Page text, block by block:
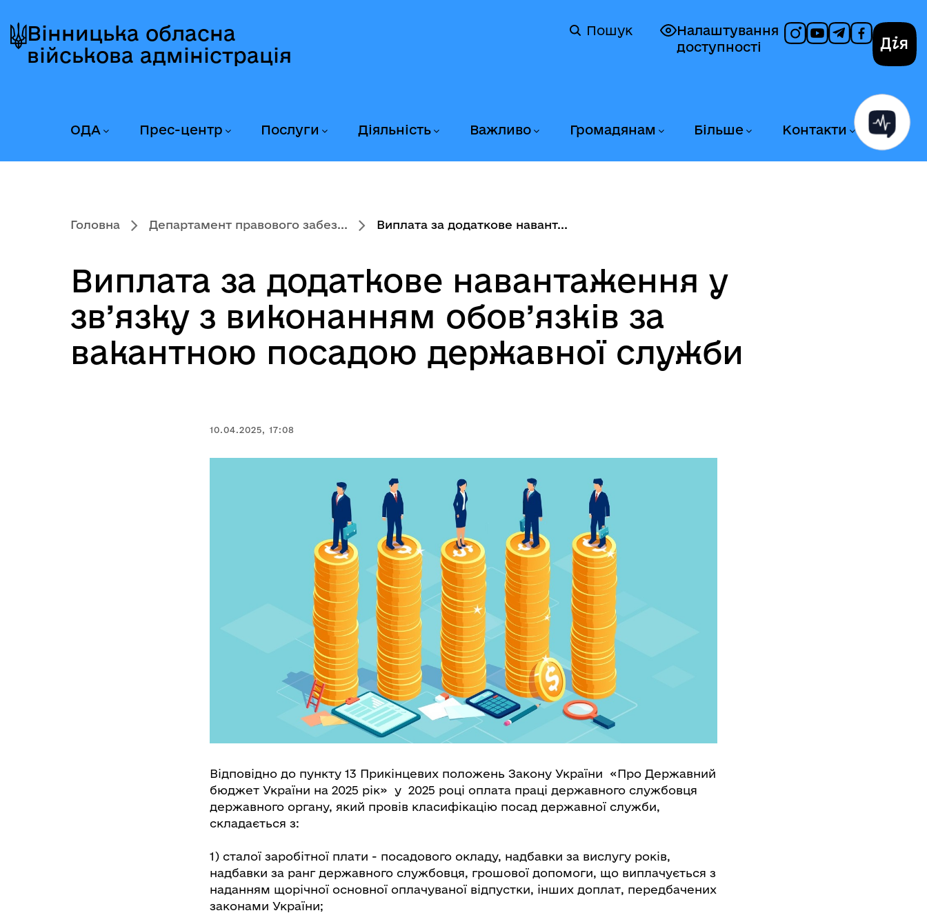
до
головного
до
головного
вмісту
до
головного
колонтитула
Вінницька обласна
військова адміністрація
Налаштування
доступності
Пошук
ОДА Прес-центр Послуги Діяльність Важливо Громадянам Більше Контакти
Головна Департамент правового забез... Виплата за додаткове навант...
Виплата за додаткове навантаження у
зв’язку з виконанням обов’язків за
вакантною посадою державної служби
10.04.2025, 17:08
Відповідно до пункту 13 Прикінцевих положень Закону України «Про Державний
бюджет України на 2025 рік» у 2025 році оплата праці державного службовця
державного органу, який провів класифікацію посад державної служби,
складається з:
1) сталої заробітної плати - посадового окладу, надбавки за вислугу років,
надбавки за ранг державного службовця, грошової допомоги, що виплачується з
наданням щорічної основної оплачуваної відпустки, інших доплат, передбачених
законами України;